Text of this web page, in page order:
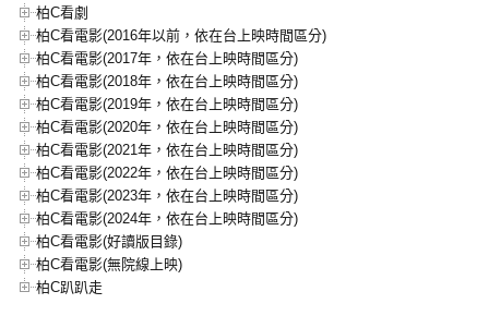
柏C看劇
柏C看電影(2016年以前，依在台上映時間區分)
柏C看電影(2017年，依在台上映時間區分)
柏C看電影(2018年，依在台上映時間區分)
柏C看電影(2019年，依在台上映時間區分)
柏C看電影(2020年，依在台上映時間區分)
柏C看電影(2021年，依在台上映時間區分)
柏C看電影(2022年，依在台上映時間區分)
柏C看電影(2023年，依在台上映時間區分)
柏C看電影(2024年，依在台上映時間區分)
柏C看電影(好讀版目錄)
柏C看電影(無院線上映)
柏C趴趴走